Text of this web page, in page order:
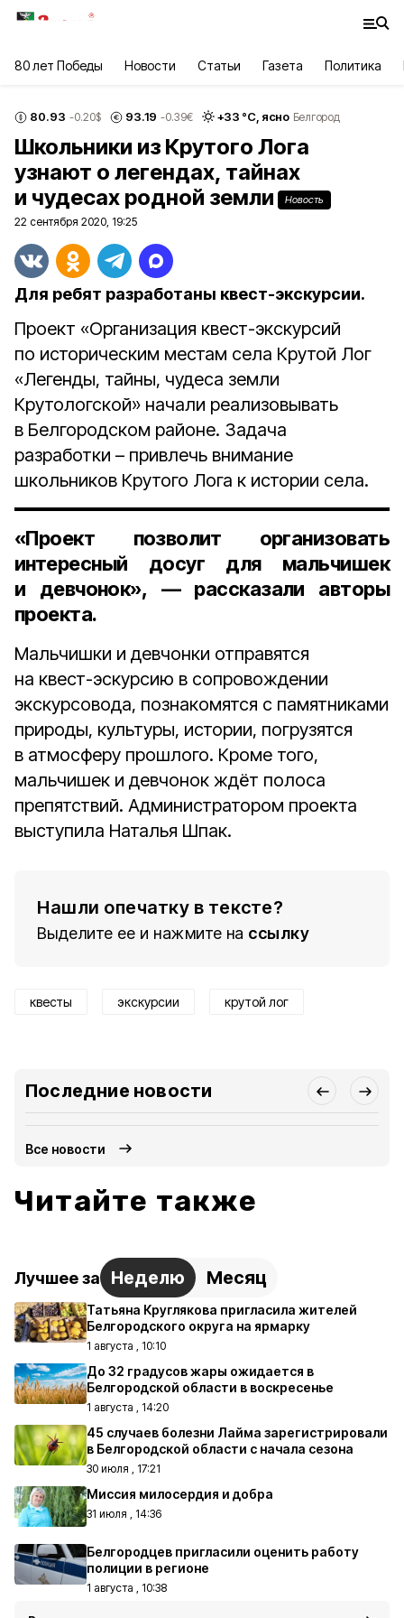
80 лет Победы Новости Статьи Газета Политика
80.93 -0.20$ 93.19 -0.39€ +33 °С, ясно Белгород
Школьники из Крутого Лога
узнают о легендах, тайнах
и чудесах родной земли
Новость
22 сентября 2020, 19:25
Для ребят разработаны квест-экскурсии.
Проект «Организация квест-экскурсий
по историческим местам села Крутой Лог
«Легенды, тайны, чудеса земли
Крутологской» начали реализовывать
в Белгородском районе. Задача
разработки – привлечь внимание
школьников Крутого Лога к истории села.
«Проект позволит организовать
интересный досуг для мальчишек
и девчонок», — рассказали авторы
проекта.
Мальчишки и девчонки отправятся
на квест-эскурсию в сопровождении
экскурсовода, познакомятся с памятниками
природы, культуры, истории, погрузятся
в атмосферу прошлого. Кроме того,
мальчишек и девчонок ждёт полоса
препятствий. Администратором проекта
выступила Наталья Шпак.
Нашли опечатку в тексте?
Выделите ее и нажмите на ссылку
квесты экскурсии крутой лог
Последние новости
Все новости
Читайте также
Лучшее за Неделю Месяц
Татьяна Круглякова пригласила жителей
Белгородского округа на ярмарку
1 августа , 10:10
До 32 градусов жары ожидается в
Белгородской области в воскресенье
1 августа , 14:20
45 случаев болезни Лайма зарегистрировали
в Белгородской области с начала сезона
30 июля , 17:21
Миссия милосердия и добра
31 июля , 14:36
Белгородцев пригласили оценить работу
полиции в регионе
1 августа , 10:38